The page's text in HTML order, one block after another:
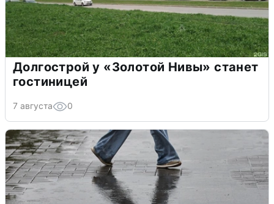
Долгострой у «Золотой Нивы» станет
гостиницей
7 августа 0